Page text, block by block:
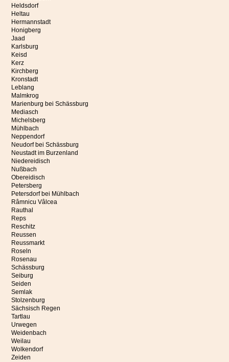
Heldsdorf
Heltau
Hermannstadt
Honigberg
Jaad
Karlsburg
Keisd
Kerz
Kirchberg
Kronstadt
Leblang
Malmkrog
Marienburg bei Schässburg
Mediasch
Michelsberg
Mühlbach
Neppendorf
Neudorf bei Schässburg
Neustadt im Burzenland
Niedereidisch
Nußbach
Obereidisch
Petersberg
Petersdorf bei Mühlbach
Râmnicu Vâlcea
Rauthal
Reps
Reschitz
Reussen
Reussmarkt
Roseln
Rosenau
Schässburg
Seiburg
Seiden
Semlak
Stolzenburg
Sächsisch Regen
Tartlau
Urwegen
Weidenbach
Weilau
Wolkendorf
Zeiden